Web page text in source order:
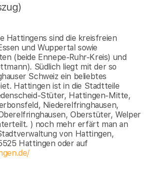
Hattingens sind die kreisfreien
und Wuppertal sowie
(beide Ennepe-Ruhr-Kreis) und
Südlich liegt mit der so
Schweiz ein beliebtes
Hattingen ist in die Stadtteile
Stüter, Hattingen-Mitte,
Niederelfringhausen,
Oberstüter, Welper
) noch mehr erfärt man an
von Hattingen,
Hattingen oder auf